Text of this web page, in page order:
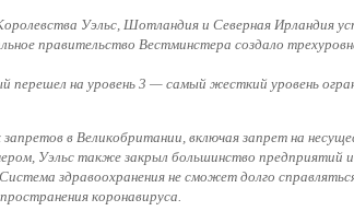
Уэльс, Шотландия и Северная Ирландия
правительство Вестминстера создало
на уровень 3 — самый жесткий уровень
в Великобритании, включая запрет на
Уэльс также закрыл большинство предприятий и
здравоохранения не сможет долго
коронавируса.